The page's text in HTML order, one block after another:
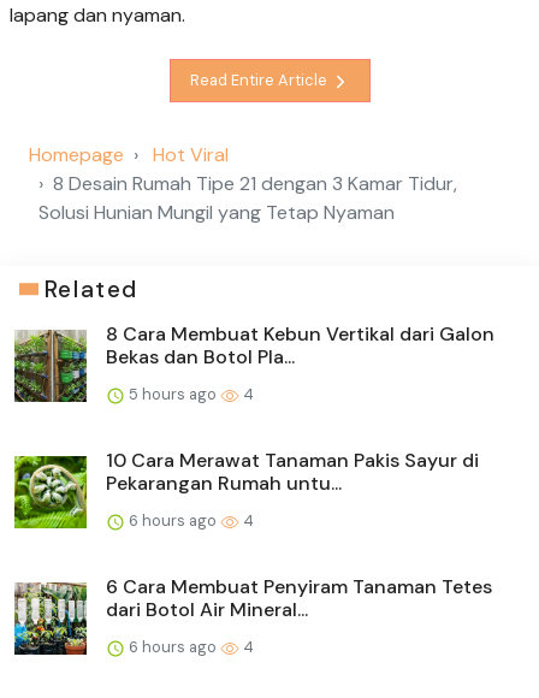
lapang dan nyaman.
Read Entire Article
Homepage
Hot Viral
8 Desain Rumah Tipe 21 dengan 3 Kamar Tidur,
Solusi Hunian Mungil yang Tetap Nyaman
Related
8 Cara Membuat Kebun Vertikal dari Galon
Bekas dan Botol Pla...
5 hours ago 4
10 Cara Merawat Tanaman Pakis Sayur di
Pekarangan Rumah untu...
6 hours ago 4
6 Cara Membuat Penyiram Tanaman Tetes
dari Botol Air Mineral...
6 hours ago 4